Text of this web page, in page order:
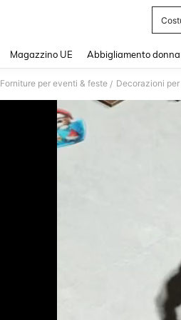
Magazzino UE Abbigliamento donna
Forniture per eventi & feste / Decorazioni